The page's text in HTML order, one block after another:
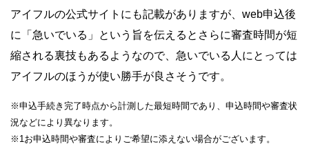
アイフルの公式サイトにも記載がありますが、web申込後
に「急いでいる」という旨を伝えるとさらに審査時間が短
縮される裏技もあるようなので、急いでいる人にとっては
アイフルのほうが使い勝手が良さそうです。
※申込手続き完了時点から計測した最短時間であり、申込時間や審査状
況などにより異なります。
※1お申込時間や審査によりご希望に添えない場合がございます。